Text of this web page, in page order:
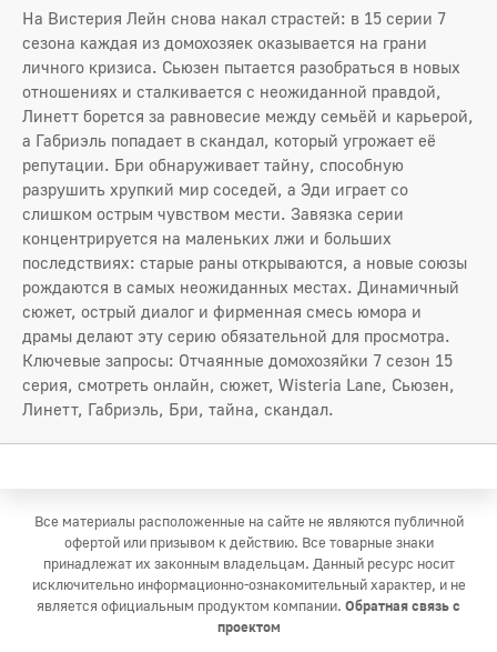
На Вистерия Лейн снова накал страстей: в 15 серии 7
сезона каждая из домохозяек оказывается на грани
личного кризиса. Сьюзен пытается разобраться в новых
отношениях и сталкивается с неожиданной правдой,
Линетт борется за равновесие между семьёй и карьерой,
а Габриэль попадает в скандал, который угрожает её
репутации. Бри обнаруживает тайну, способную
разрушить хрупкий мир соседей, а Эди играет со
слишком острым чувством мести. Завязка серии
концентрируется на маленьких лжи и больших
последствиях: старые раны открываются, а новые союзы
рождаются в самых неожиданных местах. Динамичный
сюжет, острый диалог и фирменная смесь юмора и
драмы делают эту серию обязательной для просмотра.
Ключевые запросы: Отчаянные домохозяйки 7 сезон 15
серия, смотреть онлайн, сюжет, Wisteria Lane, Сьюзен,
Линетт, Габриэль, Бри, тайна, скандал.
Все материалы расположенные на сайте не являются публичной
офертой или призывом к действию. Все товарные знаки
принадлежат их законным владельцам. Данный ресурс носит
исключительно информационно-ознакомительный характер, и не
является официальным продуктом компании. Обратная связь с
проектом